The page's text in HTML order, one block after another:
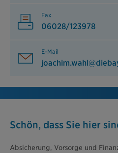
Fax
06028/123978
E-Mail
Schön, dass Sie hier
Absicherung, Vorsorge und